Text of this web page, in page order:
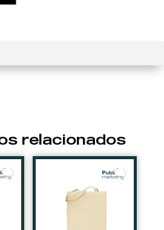
relacionados